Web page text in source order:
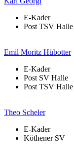
E-Kader
Post TSV Halle
Emil Moritz Hübotter
E-Kader
Post SV Halle
Post TSV Halle
Theo Scheler
E-Kader
Köthener SV